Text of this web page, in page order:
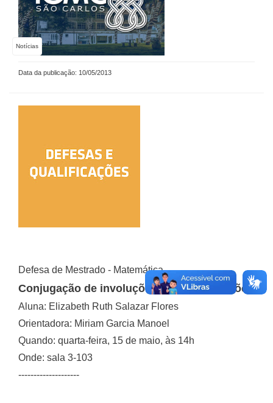
Notícias
Data da publicação: 10/05/2013
Defesa de Mestrado - Matemática
Conjugação de involuções e suas aplicações
Aluna: Elizabeth Ruth Salazar Flores
Orientadora: Miriam Garcia Manoel
Quando: quarta-feira, 15 de maio, às 14h
Onde: sala 3-103
--------------------